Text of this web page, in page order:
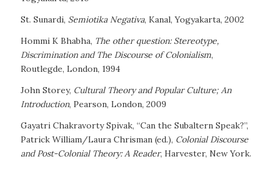
St. Sunardi, Semiotika Negativa, Kanal, Yogyakarta, 2002
Hommi K Bhabha, The other question: Stereotype,
Discrimination and The Discourse of Colonialism,
Routlegde, London, 1994
John Storey, Cultural Theory and Popular Culture; An
Introduction, Pearson, London, 2009
Gayatri Chakravorty Spivak, “Can the Subaltern Speak?”,
Patrick William/Laura Chrisman (ed.), Colonial Discourse
and Post-Colonial Theory: A Reader, Harvester, New York.